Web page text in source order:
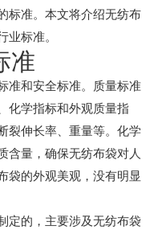
标准。本文将介绍无纺布
业标准。
准
准和安全标准。质量标准
化学指标和外观质量指
裂伸长率、重量等。化学
含量，确保无纺布袋对人
袋的外观美观，没有明显
定的，主要涉及无纺布袋